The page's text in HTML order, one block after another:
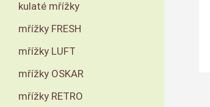
kulaté mřížky
mřížky FRESH
mřížky LUFT
mřížky OSKAR
mřížky RETRO